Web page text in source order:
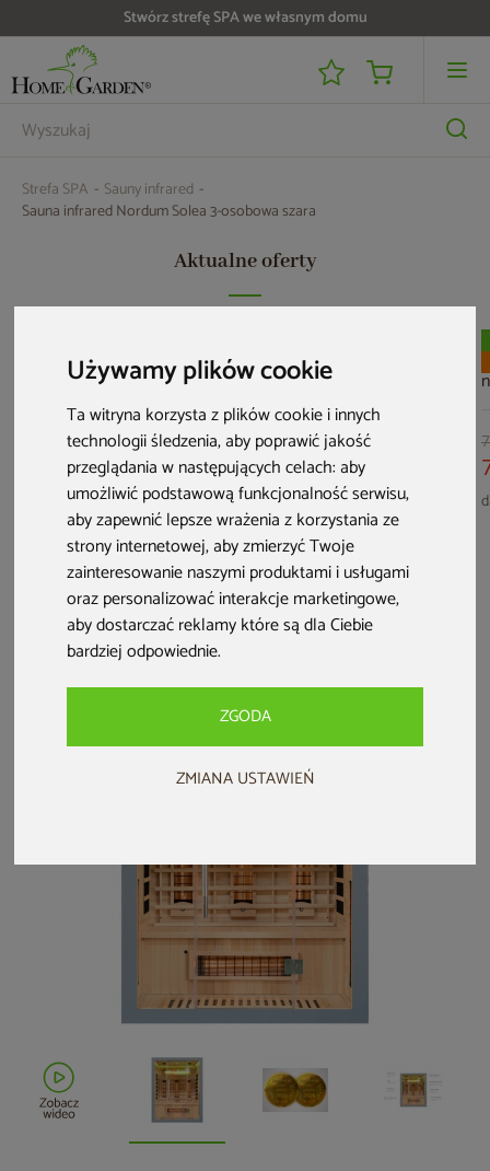
Używamy plików cookie
Ta witryna korzysta z plików cookie i innych
technologii śledzenia, aby poprawić jakość
przeglądania w następujących celach:aby
umożliwić podstawową funkcjonalność serwisu,
aby zapewnić lepsze wrażenia z korzystania ze
strony internetowej,aby zmierzyć Twoje
zainteresowanie naszymi produktami i usługami
oraz personalizować interakcje marketingowe,
aby dostarczać reklamy które są dla Ciebie
bardziej odpowiednie.
ZGODA
ZMIANA USTAWIEŃ
Do 25 000 zł zwrotu na kartę i raty RRSO 0%
Strefa SPA
Sauny infrared
Sauna infrared Nordum Solea 3-osobowa szara
Aktualne oferty
Sauna fińska Leil®
Saunas Como 1-
osobowa
18 999 zł
Sauna hybrydowa
Nordum Combi 3-
osobowa brązowa
9 499 zł
8 999 zł
darmowa dostawa
Sauna hybrydowa
narożna Nordum
Combi 3-osobowa
brązowa
9 999 zł
9 499 zł